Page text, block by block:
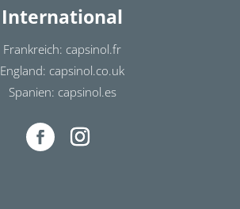
International
Frankreich: capsinol.fr
England: capsinol.co.uk
Spanien: capsinol.es